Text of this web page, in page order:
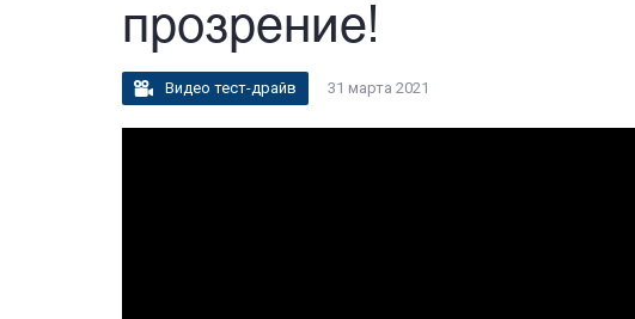
прозрение!
Видео тест-драйв 31 марта 2021